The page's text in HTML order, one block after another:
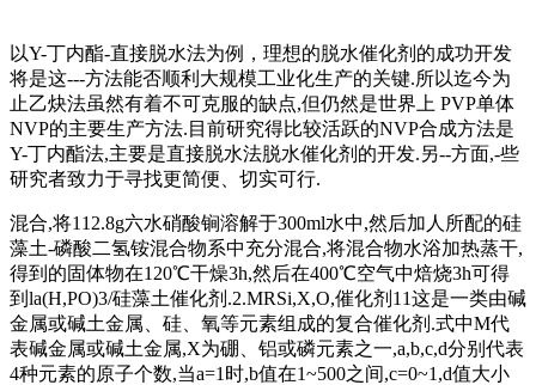
以Y-丁内酯-直接脱水法为例，理想的脱水催化剂的成功开发
将是这---方法能否顺利大规模工业化生产的关键.所以迄今为
止乙炔法虽然有着不可克服的缺点,但仍然是世界上 PVP单体
NVP的主要生产方法.目前研究得比较活跃的NVP合成方法是
Y-丁内酯法,主要是直接脱水法脱水催化剂的开发.另--方面,-些
研究者致力于寻找更简便、切实可行.
混合,将112.8g六水硝酸锏溶解于300ml水中,然后加人所配的硅
藻土-磷酸二氢铵混合物系中充分混合,将混合物水浴加热蒸干,
得到的固体物在120℃干燥3h,然后在400℃空气中焙烧3h可得
到la(H,PO)3/硅藻土催化剂.2.MRSi,X,O,催化剂11这是一类由碱
金属或碱土金属、硅、氧等元素组成的复合催化剂.式中M代
表碱金属或碱土金属,X为硼、铝或磷元素之一,a,b,c,d分别代表
4种元素的原子个数,当a=1时,b值在1~500之间,c=0~1,d值大小